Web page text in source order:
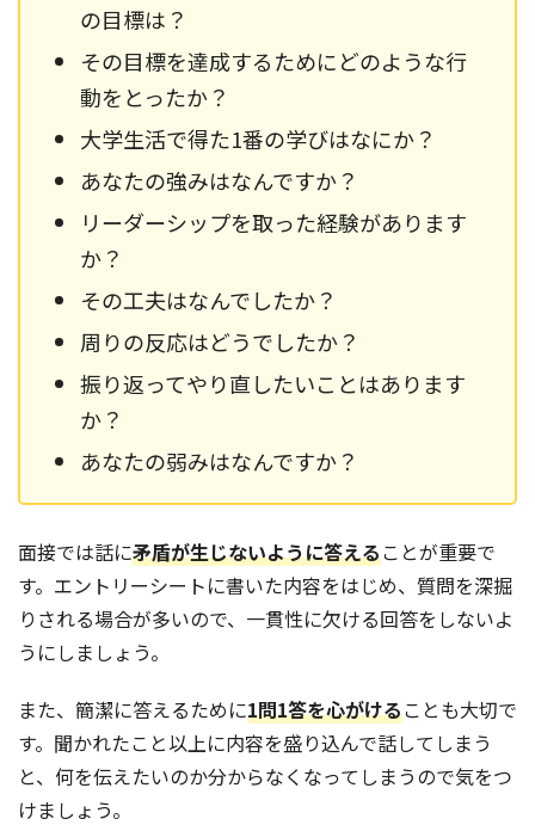
の目標は？
その目標を達成するためにどのような行
動をとったか？
大学生活で得た1番の学びはなにか？
あなたの強みはなんですか？
リーダーシップを取った経験があります
か？
その工夫はなんでしたか？
周りの反応はどうでしたか？
振り返ってやり直したいことはあります
か？
あなたの弱みはなんですか？
面接では話に矛盾が生じないように答えることが重要で
す。エントリーシートに書いた内容をはじめ、質問を深掘
りされる場合が多いので、一貫性に欠ける回答をしないよ
うにしましょう。
また、簡潔に答えるために1問1答を心がけることも大切で
す。聞かれたこと以上に内容を盛り込んで話してしまう
と、何を伝えたいのか分からなくなってしまうので気をつ
けましょう。